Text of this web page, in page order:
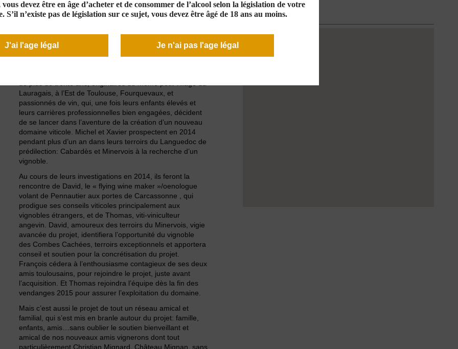
devez être en âge d’acheter et de consommer de l’alcool selon la législation de votre
S’il n’existe pas de législation sur ce sujet, vous devez être âgé de 18 ans au moins.
J'ai l'age légal Je n'ai pas l'age légal
LE DOMAINE
Notre Histoire
Un projet collectif et amical
Lauragais, à l’Est de Toulouse, Fourquevaux, et
passionnés de vin, qui, une fois leurs enfants élevés et
leurs carrières professionnelles bien engagées, décident
de se lancer dans l’aventure de la création d’un nouveau
domaine viticole. Michel et Xavier prospectent en 2014
pendant plus d’un an dans leurs terroirs du Languedoc de
prédilection: Cabardès et Minervois à la recherche d’un
vignoble.
Au cours de leurs investigations en 2014, ils feront la
rencontre de David, le « flying wine maker »/oenologue
volant de Pennautier aux portes de Carcassonne , qui
prodigue ses conseils viticoles principalement aux
vignobles étrangers, et de Thomas, viti-viniculteur
angevin. David, amoureux des terroirs du Minervois, vigie
avancée du projet, identifiera l’opportunité du vignoble
des Combes Cachées, terroirs exceptionnels et apportera
conseil et soutien pour la concrétisation du projet.
François cédera à l’enthousiasme contagieux de ses deux
amis toulousains, pour rejoindre le projet, juste avant
l’acquisition. Et Thomas rejoindra l’équipe dès la fin des
vendanges 2015 pour assurer l’exploitation du domaine.
Mais c’est aussi le projet de tout un réseau amical et
familial, qui s’est mis en branle autour du projet: famille,
enfants, amis…sans oublier le soutien bienveillant et
amical de nos nouveaux amis vignerons dont tout
particulièrement Christian Mignard, Château Mignan, sans
LOCALISATION